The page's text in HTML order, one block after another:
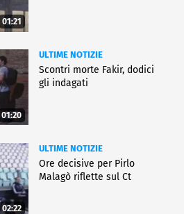
01:21
01:20
ULTIME NOTIZIE
Scontri morte Fakir, dodici
gli indagati
02:22
ULTIME NOTIZIE
Ore decisive per Pirlo
Malagò riflette sul Ct